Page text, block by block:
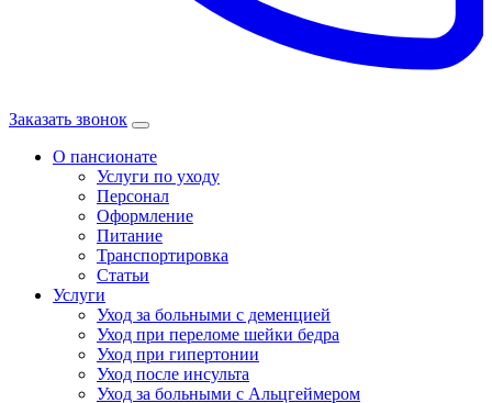
Заказать звонок
О пансионате
Услуги по уходу
Персонал
Оформление
Питание
Транспортировка
Статьи
Услуги
Уход за больными с деменцией
Уход при переломе шейки бедра
Уход при гипертонии
Уход после инсульта
Уход за больными с Альцгеймером